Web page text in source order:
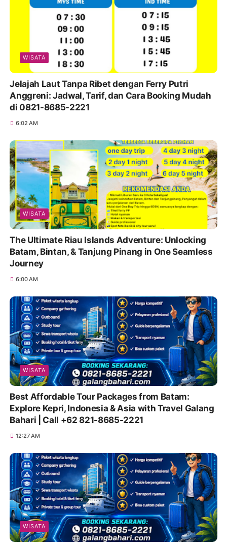
WISATA
Jelajah Laut Tanpa Ribet dengan Ferry Putri
Anggreni: Jadwal, Tarif, dan Cara Booking Mudah
di 0821-8685-2221
6:02 AM
WISATA
The Ultimate Riau Islands Adventure: Unlocking
Batam, Bintan, & Tanjung Pinang in One Seamless
Journey
6:00 AM
WISATA
Best Affordable Tour Packages from Batam:
Explore Kepri, Indonesia & Asia with Travel Galang
Bahari | Call +62 821-8685-2221
12:27 AM
WISATA